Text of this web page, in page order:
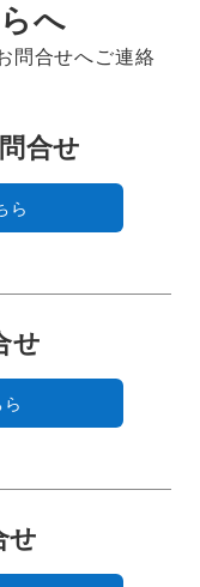
へ
問合せへご連絡
合せ
ら
せ
せ